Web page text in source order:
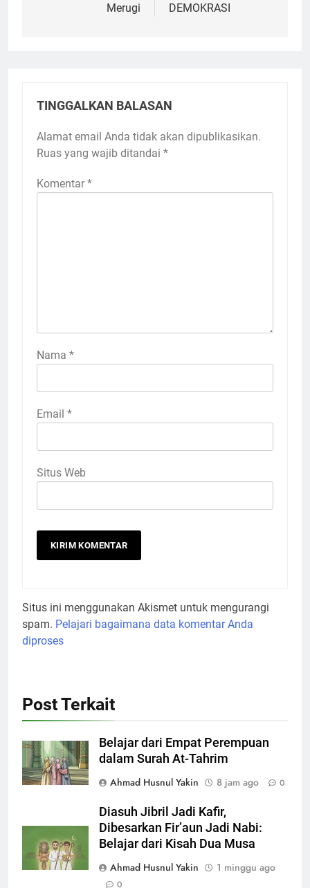
Merugi
DEMOKRASI
TINGGALKAN BALASAN
Alamat email Anda tidak akan dipublikasikan.
Ruas yang wajib ditandai *
Komentar *
Nama *
Email *
Situs Web
Situs ini menggunakan Akismet untuk mengurangi
spam. Pelajari bagaimana data komentar Anda
diproses
Post Terkait
Belajar dari Empat Perempuan
dalam Surah At-Tahrim
Ahmad Husnul Yakin
8 jam ago 0
Diasuh Jibril Jadi Kafir,
Dibesarkan Fir’aun Jadi Nabi:
Belajar dari Kisah Dua Musa
Ahmad Husnul Yakin
1 minggu ago
0